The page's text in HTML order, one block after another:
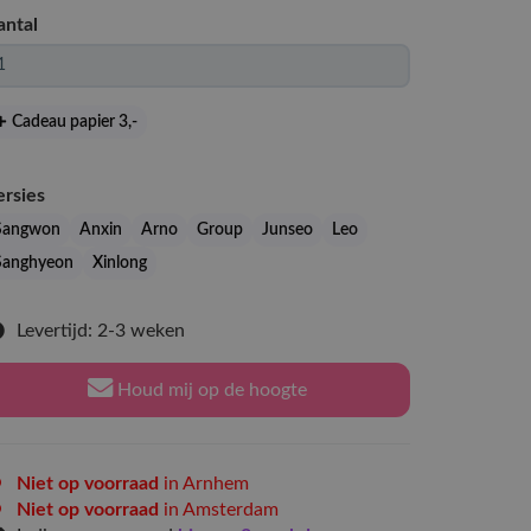
Cadeau papier 3,-
Anxin Arno Group Junseo
Leo
Xinlong
Levertijd: 2-3 weken
Houd mij op de hoogte
Niet op voorraad in Arnhem
Niet op voorraad in Amsterdam